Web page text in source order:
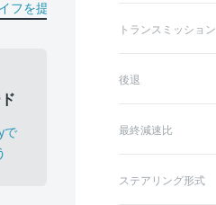
トランスミッション
後退
最終減速比
ステアリング形式